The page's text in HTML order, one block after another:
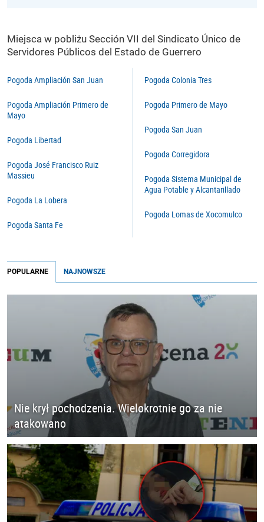
Miejsca w pobliżu Sección VII del Sindicato Único de
Servidores Públicos del Estado de Guerrero
Pogoda Ampliación San Juan
Pogoda Ampliación Primero de
Mayo
Pogoda Libertad
Pogoda José Francisco Ruiz
Massieu
Pogoda La Lobera
Pogoda Santa Fe
Pogoda Colonia Tres
Pogoda Primero de Mayo
Pogoda San Juan
Pogoda Corregidora
Pogoda Sistema Municipal de
Agua Potable y Alcantarillado
Pogoda Lomas de Xocomulco
POPULARNE NAJNOWSZE
Nie krył pochodzenia. Wielokrotnie go za nie
atakowano